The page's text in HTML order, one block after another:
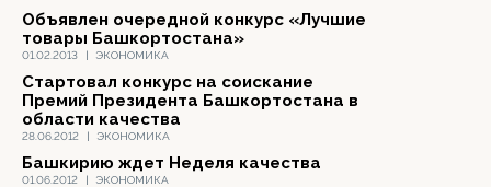
01.02.2013 | ЭКОНОМИКА
Объявлен очередной конкурс «Лучшие
товары Башкортостана»
28.06.2012 | ЭКОНОМИКА
Стартовал конкурс на соискание
Премий Президента Башкортостана в
области качества
01.06.2012 | ЭКОНОМИКА
Башкирию ждет Неделя качества